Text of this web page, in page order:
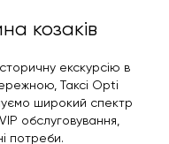
козаків
екскурсію в
Таксі Opti
широкий спектр
обслуговування,
потреби.